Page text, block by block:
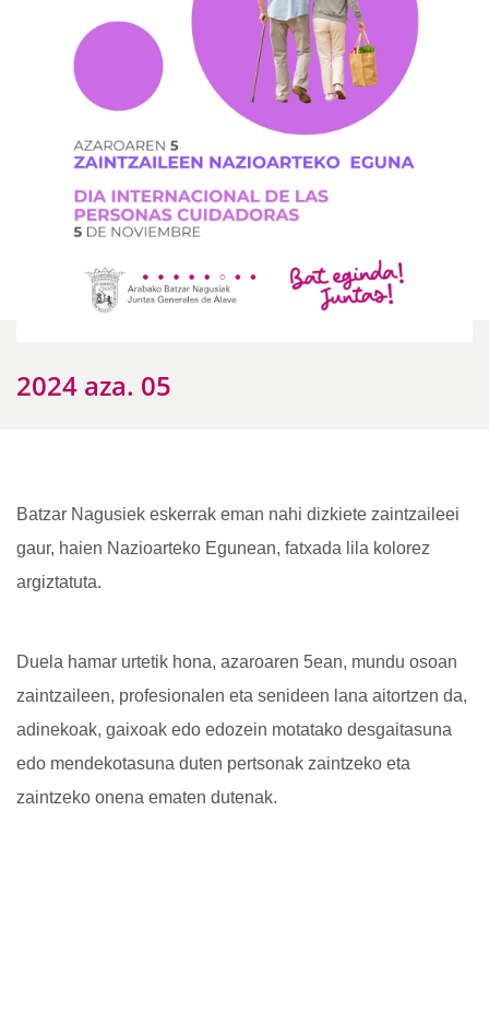
2024 aza. 05
Batzar Nagusiek eskerrak eman nahi dizkiete zaintzaileei
gaur, haien Nazioarteko Egunean, fatxada lila kolorez
argiztatuta.
Duela hamar urtetik hona, azaroaren 5ean, mundu osoan
zaintzaileen, profesionalen eta senideen lana aitortzen da,
adinekoak, gaixoak edo edozein motatako desgaitasuna
edo mendekotasuna duten pertsonak zaintzeko eta
zaintzeko onena ematen dutenak.